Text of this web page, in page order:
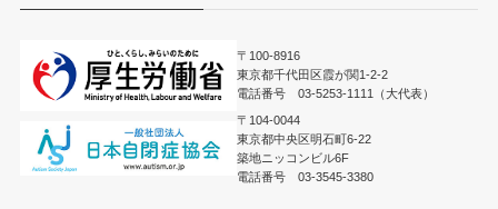
〒100-8916
東京都千代田区霞が関1-2-2
電話番号 03-5253-1111（大代表）
〒104-0044
東京都中央区明石町6-22
築地ニッコンビル6F
電話番号 03-3545-3380